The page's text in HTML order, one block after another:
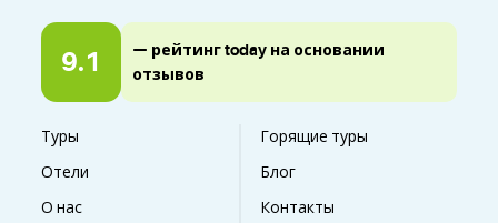
9.1
— рейтинг today на основании
отзывов
Туры
Горящие туры
Отели
Блог
О нас
Контакты